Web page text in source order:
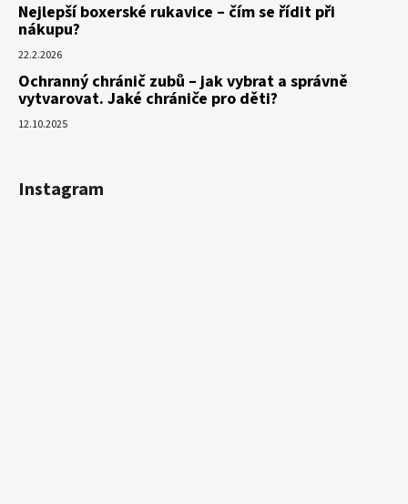
Nejlepší boxerské rukavice – čím se řídit při
nákupu?
22.2.2026
Ochranný chránič zubů – jak vybrat a správně
vytvarovat. Jaké chrániče pro děti?
12.10.2025
Instagram